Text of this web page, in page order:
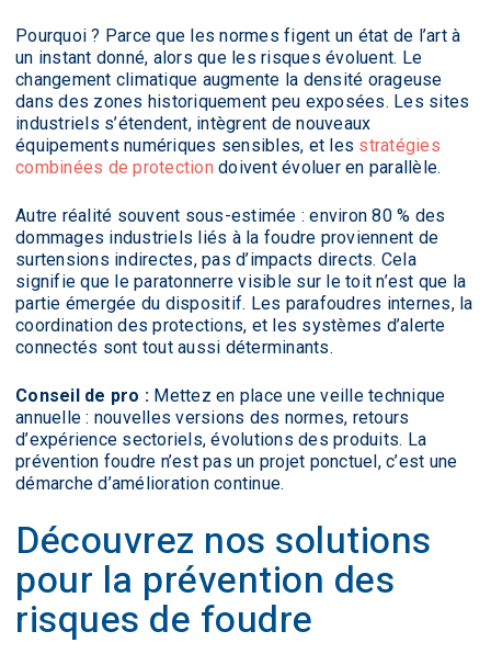
Pourquoi ? Parce que les normes figent un état de l’art à
un instant donné, alors que les risques évoluent. Le
changement climatique augmente la densité orageuse
dans des zones historiquement peu exposées. Les sites
industriels s’étendent, intègrent de nouveaux
équipements numériques sensibles, et les stratégies
combinées de protection doivent évoluer en parallèle.
Autre réalité souvent sous-estimée : environ 80 % des
dommages industriels liés à la foudre proviennent de
surtensions indirectes, pas d’impacts directs. Cela
signifie que le paratonnerre visible sur le toit n’est que la
partie émergée du dispositif. Les parafoudres internes, la
coordination des protections, et les systèmes d’alerte
connectés sont tout aussi déterminants.
Conseil de pro : Mettez en place une veille technique
annuelle : nouvelles versions des normes, retours
d’expérience sectoriels, évolutions des produits. La
prévention foudre n’est pas un projet ponctuel, c’est une
démarche d’amélioration continue.
Découvrez nos solutions
pour la prévention des
risques de foudre